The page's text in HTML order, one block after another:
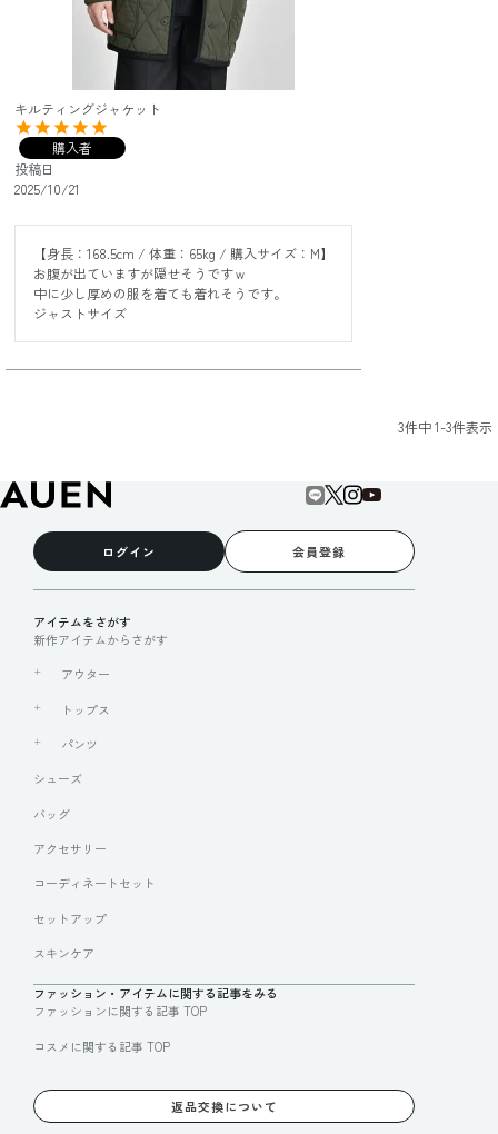
キルティングジャケット
購入者
投稿日
2025/10/21
【身長：168.5cm / 体重：65kg / 購入サイズ：M】
お腹が出ていますが隠せそうですｗ
中に少し厚めの服を着ても着れそうです。
3件中1-3件表示
ログイン 会員登録
アイテムをさがす
新作アイテムからさがす
アウター
トップス
パンツ
シューズ
バッグ
アクセサリー
コーディネートセット
セットアップ
スキンケア
ファッション・アイテムに関する記事をみる
ファッションに関する記事 TOP
コスメに関する記事 TOP
返品交換について